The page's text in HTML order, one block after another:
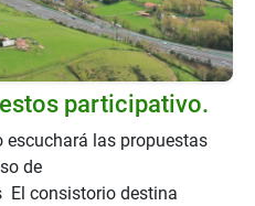
participativo.
escuchará las propuestas
de
consistorio destina